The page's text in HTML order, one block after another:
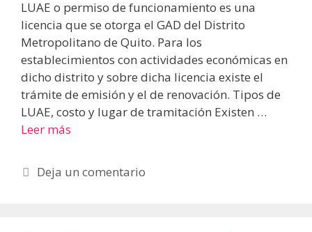
LUAE o permiso de funcionamiento es una
licencia que se otorga el GAD del Distrito
Metropolitano de Quito. Para los
establecimientos con actividades económicas en
dicho distrito y sobre dicha licencia existe el
trámite de emisión y el de renovación. Tipos de
LUAE, costo y lugar de tramitación Existen …
Leer más
Deja un comentario